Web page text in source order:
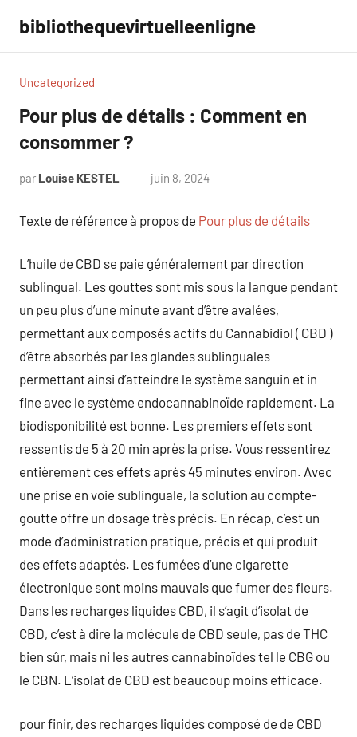
contenu
bibliothequevirtuelleenligne
Uncategorized
Pour plus de détails : Comment en
consommer ?
par Louise KESTEL juin 8, 2024
Texte de référence à propos de Pour plus de détails
L’huile de CBD se paie généralement par direction
sublingual. Les gouttes sont mis sous la langue pendant
un peu plus d’une minute avant d’être avalées,
permettant aux composés actifs du Cannabidiol ( CBD )
d’être absorbés par les glandes sublinguales
permettant ainsi d’atteindre le système sanguin et in
fine avec le système endocannabinoïde rapidement. La
biodisponibilité est bonne. Les premiers effets sont
ressentis de 5 à 20 min après la prise. Vous ressentirez
entièrement ces effets après 45 minutes environ. Avec
une prise en voie sublinguale, la solution au compte-
goutte offre un dosage très précis. En récap, c’est un
mode d’administration pratique, précis et qui produit
des effets adaptés. Les fumées d’une cigarette
électronique sont moins mauvais que fumer des fleurs.
Dans les recharges liquides CBD, il s’agit d’isolat de
CBD, c’est à dire la molécule de CBD seule, pas de THC
bien sûr, mais ni les autres cannabinoïdes tel le CBG ou
le CBN. L’isolat de CBD est beaucoup moins efficace.
pour finir, des recharges liquides composé de de CBD